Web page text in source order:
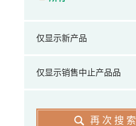
仅显示新产品
仅显示销售中止产品品
再次搜索